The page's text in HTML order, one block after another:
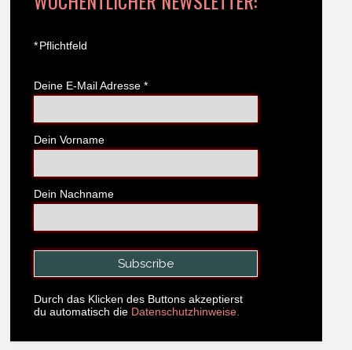
*Pflichtfeld
Deine E-Mail Adresse *
Dein Vorname
Dein Nachname
Durch das Klicken des Buttons akzeptierst
du automatisch die Datenschutzhinweise.